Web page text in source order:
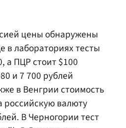
цены обнаружены
в лабораториях тесты
а ПЦР стоит $100
и 7 700 рублей
в Венгрии стоимость
российскую валюту
В Черногории тест